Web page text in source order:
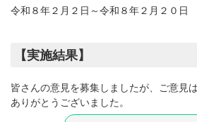
令和８年２月２日～令和８年２月２０日
【実施結果】
皆さんの意見を募集しましたが、ご意見
ありがとうございました。